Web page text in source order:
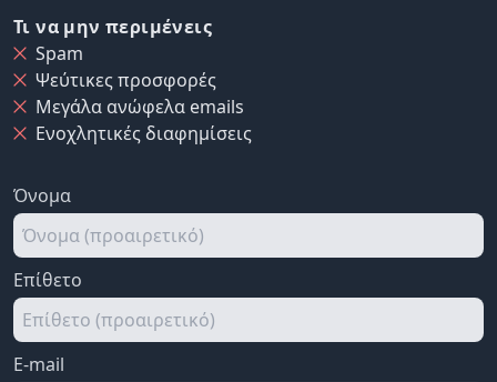
Τι να μην περιμένεις
Spam
Ψεύτικες προσφορές
Μεγάλα ανώφελα emails
Ενοχλητικές διαφημίσεις
Όνομα
Επίθετο
E-mail